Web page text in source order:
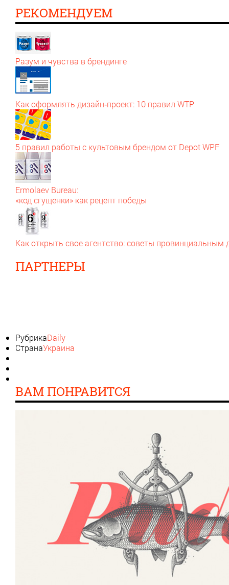
РЕКОМЕНДУЕМ
Разум и чувства в брендинге
Как оформлять дизайн‑проект: 10 правил WTP
5 правил работы с культовым брендом от Depot WPF
Ermolaev Bureau:
«код сгущенки» как рецепт победы
Как открыть свое агентство: советы провинциальным
ПАРТНЕРЫ
РубрикаDaily
СтранаУкраина
ВАМ ПОНРАВИТСЯ